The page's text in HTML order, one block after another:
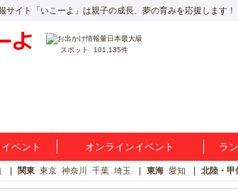
サイト「いこーよ」は親子の成長、夢の育みを応援します！
スポット 101,135件
イベント オンラインイベント ラ
関東 東京 神奈川 千葉 埼玉 東海 愛知 北陸・甲